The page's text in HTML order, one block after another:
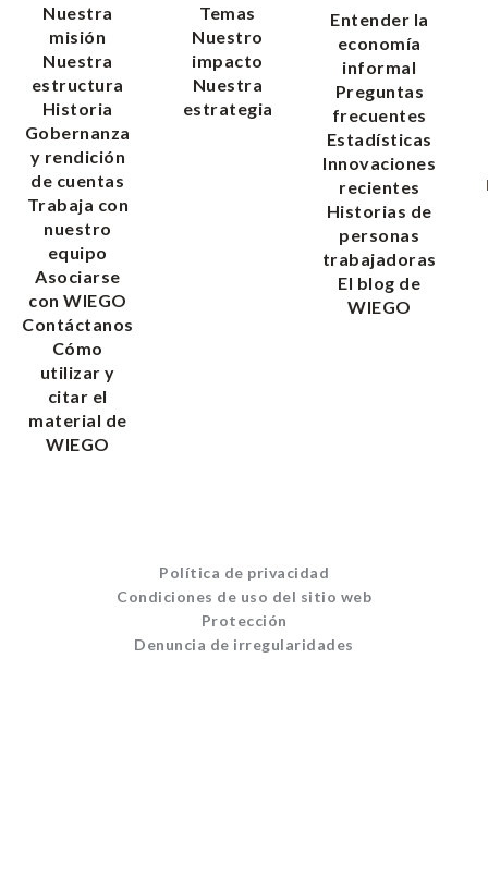
Nuestra
misión
Nuestra
estructura
Historia
Gobernanza
y rendición
de cuentas
Trabaja con
nuestro
equipo
Asociarse
con WIEGO
Contáctanos
Cómo
utilizar y
citar el
material de
WIEGO
Temas
Nuestro
impacto
Nuestra
estrategia
Entender la
economía
informal
Preguntas
frecuentes
Estadísticas
Innovaciones
recientes
Historias de
personas
trabajadoras
El blog de
WIEGO
Política de privacidad
Condiciones de uso del sitio web
Protección
Denuncia de irregularidades